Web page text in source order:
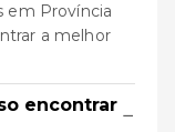
em Província
a melhor
encontrar −